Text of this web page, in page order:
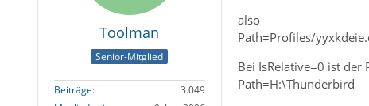
Toolman
Senior-Mitglied
Beiträge
3.049
also
Path=Profiles/
Bei IsRelative=0 ist
Path=H:\Thunderbird